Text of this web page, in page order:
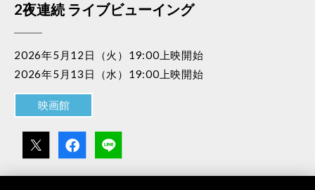
2夜連続 ライブビューイング
2026年5月12日（火）19:00上映開始
2026年5月13日（水）19:00上映開始
映画館